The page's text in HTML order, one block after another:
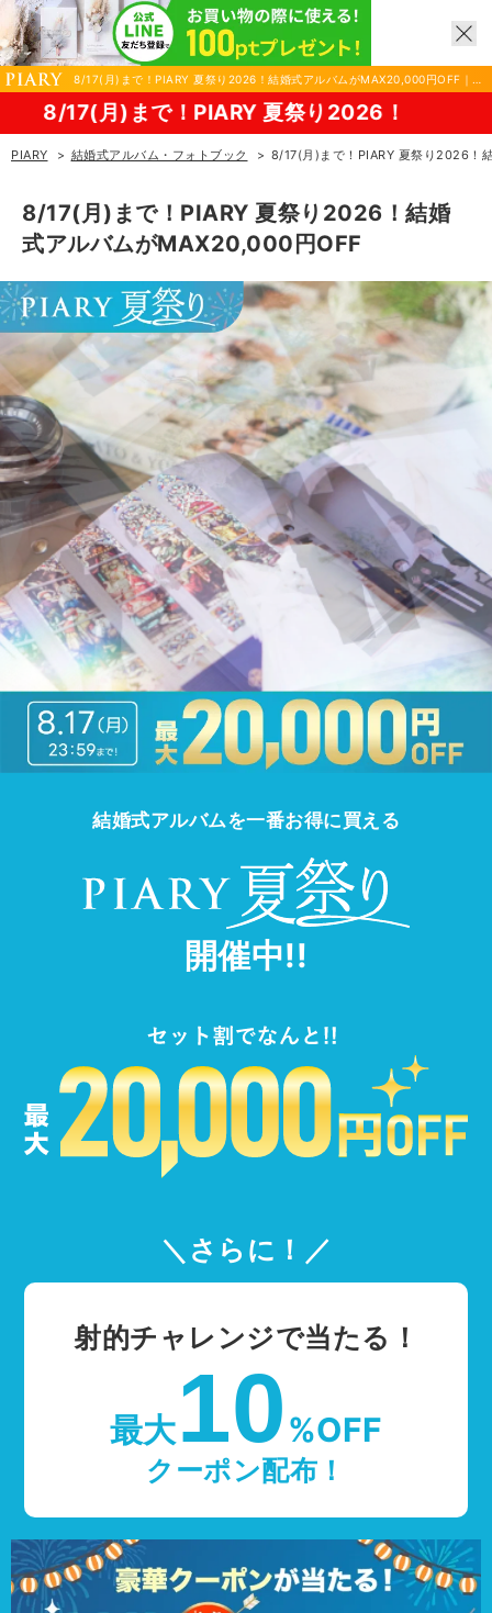
8/17(月)まで！PIARY 夏祭り2026！結婚式アルバムがMAX20,000円OFF｜結
婚式アルバム・フォトブックならPIARY（ピアリー）
PIARY 夏祭り2026！
PIARY 結婚式アルバム・フォトブック 8/17(月)まで！PIARY 夏祭り2026！
8/17(月)まで！PIARY 夏祭り2026！結婚
式アルバムがMAX20,000円OFF
結婚式アルバムを一番お得に買える
開催中!!
＼さらに！／
射的チャレンジで当たる！
最大10%OFF
クーポン配布！